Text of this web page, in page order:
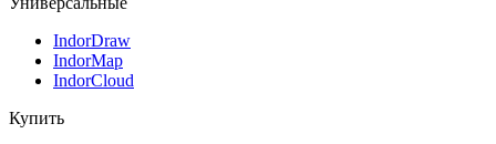
IndorDraw
IndorMap
IndorCloud
Купить